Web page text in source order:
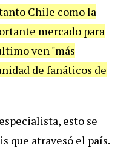
Chile como la
mercado para
ven "más
de fanáticos de
esto se
que atravesó el país.